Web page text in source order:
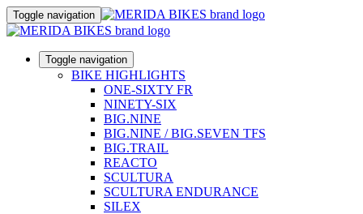
Toggle navigation
Toggle navigation
BIKE HIGHLIGHTS
ONE-SIXTY FR
NINETY-SIX
BIG.NINE
BIG.NINE / BIG.SEVEN TFS
BIG.TRAIL
REACTO
SCULTURA
SCULTURA ENDURANCE
SILEX